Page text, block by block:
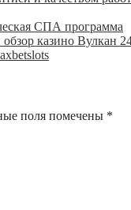
СПА программа
казино Вулкан
поля помечены *